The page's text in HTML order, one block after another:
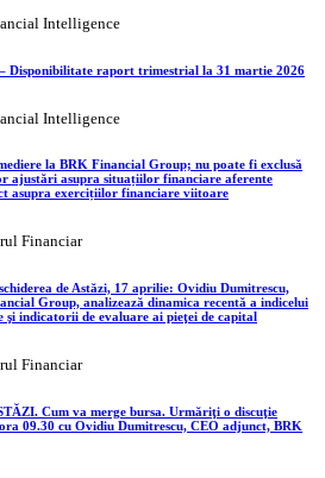
Intelligence
Disponibilitate raport trimestrial la 31 martie 2026
Intelligence
la BRK Financial Group; nu poate fi exclusă
ajustări asupra situațiilor financiare aferente
asupra exercițiilor financiare viitoare
Financiar
de Astăzi, 17 aprilie: Ovidiu Dumitrescu,
Group, analizează dinamica recentă a indicelui
şi indicatorii de evaluare ai pieţei de capital
Financiar
Cum va merge bursa. Urmăriţi o discuţie
09.30 cu Ovidiu Dumitrescu, CEO adjunct, BRK